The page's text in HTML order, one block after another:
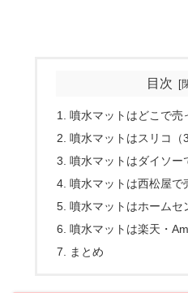
目次
噴水マットはどこで売
噴水マットはスリコ（
噴水マットはダイソー
噴水マットは西松屋で
噴水マットはホームセ
噴水マットは楽天・
まとめ